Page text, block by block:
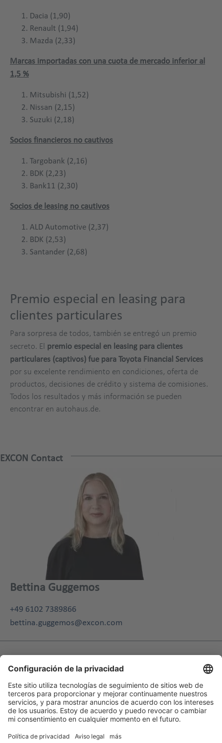
Dacia (1,90)
Renault (1,94)
Mazda (2,33)
Marcas importadas con una cuota de mercado inferior al
1,5 %
Mitsubishi (1,52)
Nissan (2,15)
Suzuki (2,18)
Socios financieros no cautivos
Targobank (2,16)
BDK (2,23)
Bank11 (2,30)
Socios de leasing no cautivos
ALD Automotive (2,37)
BDK (2,53)
Santander (2,68)
Premio especial en leasing para
clientes particulares
Para sorpresa de todos, también se entregó un premio
secreto. El premio especial en leasing para clientes
particulares (captivos) fue para Toyota Financial Services
por su excelente rendimiento en condiciones, oferta de
productos, decisiones de crédito y sistema de comisiones.
Todos los resultados y más información se pueden
encontrar en autohaus.de.
EXCON Contact
Bettina Guggemos
+49 6102 7389866
bettina.guggemos@excon.com
Related content